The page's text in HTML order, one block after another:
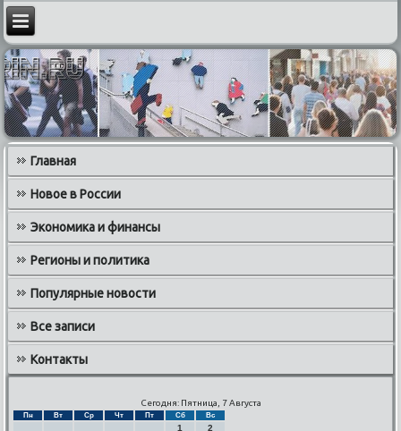
Главная
Новое в России
Экономика и финансы
Регионы и политика
Популярные новости
Все записи
Контакты
Сегодня: Пятница, 7 Августа
Пн Вт Ср Чт Пт Сб Вс
1
2